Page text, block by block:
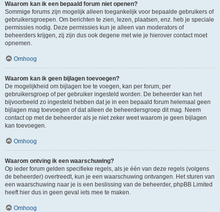
Waarom kan ik een bepaald forum niet openen?
Sommige forums zijn mogelijk alleen toegankelijk voor bepaalde gebruikers of
gebruikersgroepen. Om berichten te zien, lezen, plaatsen, enz. heb je speciale
permissies nodig. Deze permissies kun je alleen van moderators of
beheerders krijgen, zij zijn dus ook degene met wie je hierover contact moet
opnemen.
Omhoog
Waarom kan ik geen bijlagen toevoegen?
De mogelijkheid om bijlagen toe te voegen, kan per forum, per
gebruikersgroep of per gebruiker ingesteld worden. De beheerder kan het
bijvoorbeeld zo ingesteld hebben dat je in een bepaald forum helemaal geen
bijlagen mag toevoegen of dat alleen de beheerdersgroep dit mag. Neem
contact op met de beheerder als je niet zeker weet waarom je geen bijlagen
kan toevoegen.
Omhoog
Waarom ontving ik een waarschuwing?
Op ieder forum gelden specifieke regels, als je één van deze regels (volgens
de beheerder) overtreedt, kun je een waarschuwing ontvangen. Het sturen van
een waarschuwing naar je is een beslissing van de beheerder, phpBB Limited
heeft hier dus in geen geval iets mee te maken.
Omhoog